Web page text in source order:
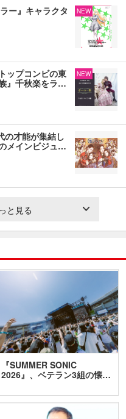
ー』キャラクタ
NEW
ップコンビの東
』千秋楽をラ…
NEW
の才能が集結し
メインビジュ…
と見る
『SUMMER SONIC
2026』、ベテラン3組の懐…